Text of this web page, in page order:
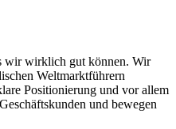
wir wirklich gut können. Wir
Weltmarktführern
Positionierung und vor allem
und bewegen